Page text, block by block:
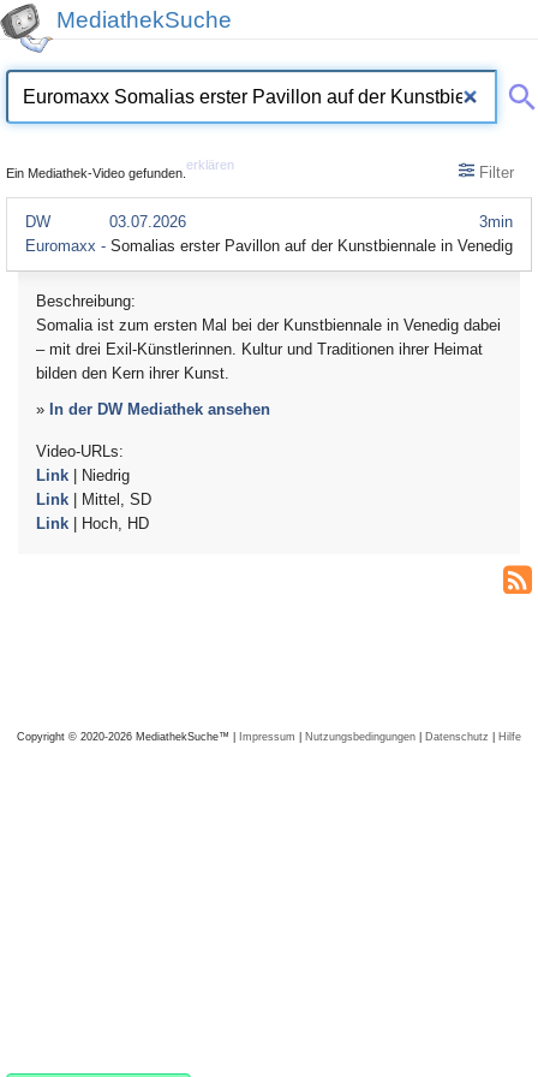
MediathekSuche
Ein Mediathek-Video gefunden.
erklären Filter
3min
DW
03.07.2026
Euromaxx - Somalias erster Pavillon auf der Kunstbiennale in Venedig
Beschreibung:
Somalia ist zum ersten Mal bei der Kunstbiennale in Venedig dabei
– mit drei Exil-Künstlerinnen. Kultur und Traditionen ihrer Heimat
bilden den Kern ihrer Kunst.
» In der DW Mediathek ansehen
Video-URLs:
Link | Niedrig
Link | Mittel, SD
Link | Hoch, HD
Copyright © 2020-2026 MediathekSuche™ | Impressum | Nutzungsbedingungen | Datenschutz | Hilfe